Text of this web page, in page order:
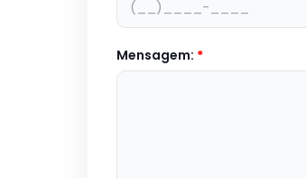
Mensagem: *